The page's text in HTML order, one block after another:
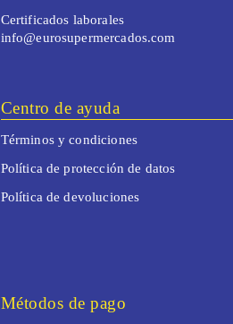
Certificados laborales
info@eurosupermercados.com
Centro de ayuda
Términos y condiciones
Política de protección de datos
Política de devoluciones
Métodos de pago